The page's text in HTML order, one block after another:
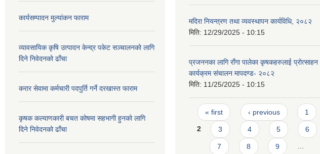
कार्यसम्पादन मुल्यांकन फाराम
व्यावसायिक कृषि उत्पादन केन्द्र पकेट सञ्चालनको लागि
दिने निवेदनको ढाँचा
करार सेवामा कर्मचारी पदपुर्ति गर्ने दरखास्त फाराम
कृषक कल्याणकारी बचत कोषमा सहभागी हुनको लागि
दिने निवेदनको ढाँचा
मदिरा नियन्त्रण तथा व्यवस्थापन कार्यविधि, २०८२
मिति: 12/29/2025 - 10:15
प्रजननका लागि राँगा पालेका कृषकहरुलाई प्रोत्साहन
कार्यक्रम संचालन मापदण्ड- २०८२
मिति: 11/25/2025 - 10:15
Pages
« first ‹ previous 1
2 3 4 5 6
7 8 9 …